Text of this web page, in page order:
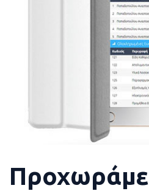
Προχωράμε